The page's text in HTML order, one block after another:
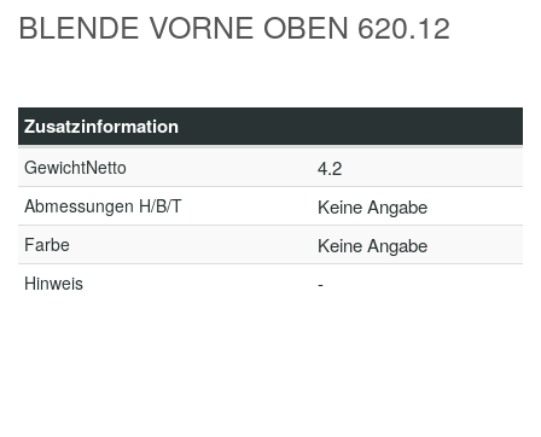
BLENDE VORNE OBEN 620.12
Zusatzinformation
GewichtNetto 4.2
Abmessungen H/B/T Keine Angabe
Farbe Keine Angabe
Hinweis -